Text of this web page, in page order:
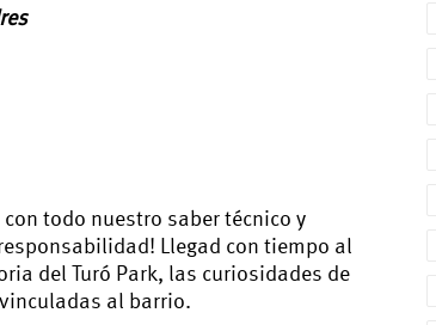
todo nuestro saber técnico y
Llegad con tiempo al
del Turó Park, las curiosidades de
al barrio.